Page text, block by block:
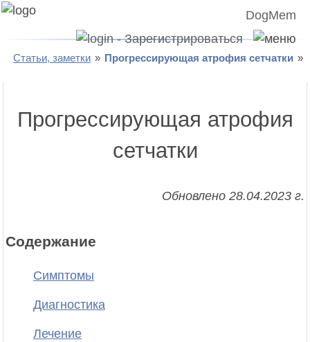
DogMem
Статьи, заметки Прогрессирующая атрофия сетчатки
Прогрессирующая атрофия
сетчатки
Обновлено 28.04.2023 г.
Содержание
Симптомы
Диагностика
Лечение